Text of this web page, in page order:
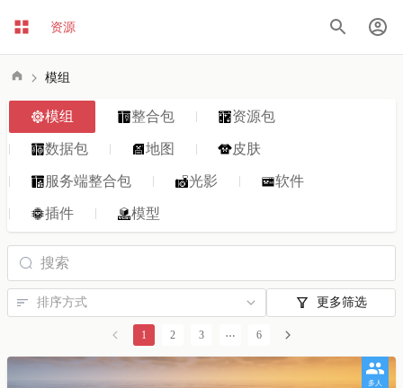
资源
模组
模组 整合包 资源包
数据包 地图 皮肤
服务端整合包 光影 软件
插件 模型
更多筛选
1 2 3 6
多人